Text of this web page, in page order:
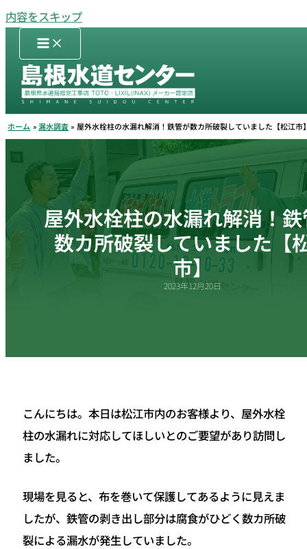
内容をスキップ
ホーム 漏水調査 屋外水栓柱の水漏れ解消！鉄管が数カ所破裂していました【松江市
屋外水栓柱の水漏れ解消！
数カ所破裂していました【
市】
2023年12月20日
こんにちは。本日は松江市内のお客様より、屋外水栓
柱の水漏れに対応してほしいとのご要望があり訪問し
ました。
現場を見ると、布を巻いて保護してあるように見えま
したが、鉄管の剥き出し部分は腐食がひどく数カ所破
裂による漏水が発生していました。